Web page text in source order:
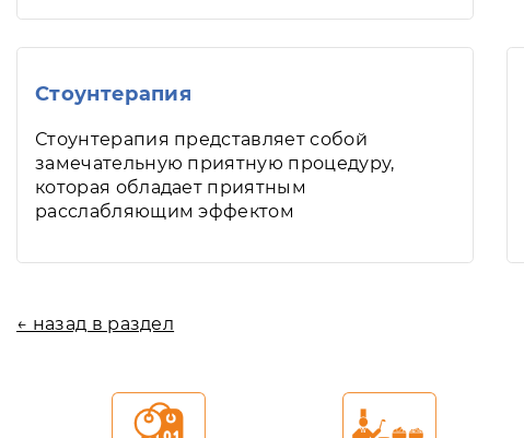
Стоунтерапия
Стоунтерапия представляет собой
замечательную приятную процедуру,
которая обладает приятным
расслабляющим эффектом
← назад в раздел